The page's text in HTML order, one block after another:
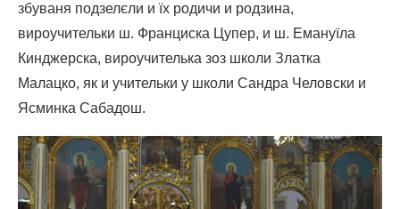
збуваня подзелєли и їх родичи и родзина,
вироучительки ш. Франциска Цупер, и ш. Емануїла
Кинджерска, вироучителька зоз школи Златка
Малацко, як и учительки у школи Сандра Человски и
Ясминка Сабадош.